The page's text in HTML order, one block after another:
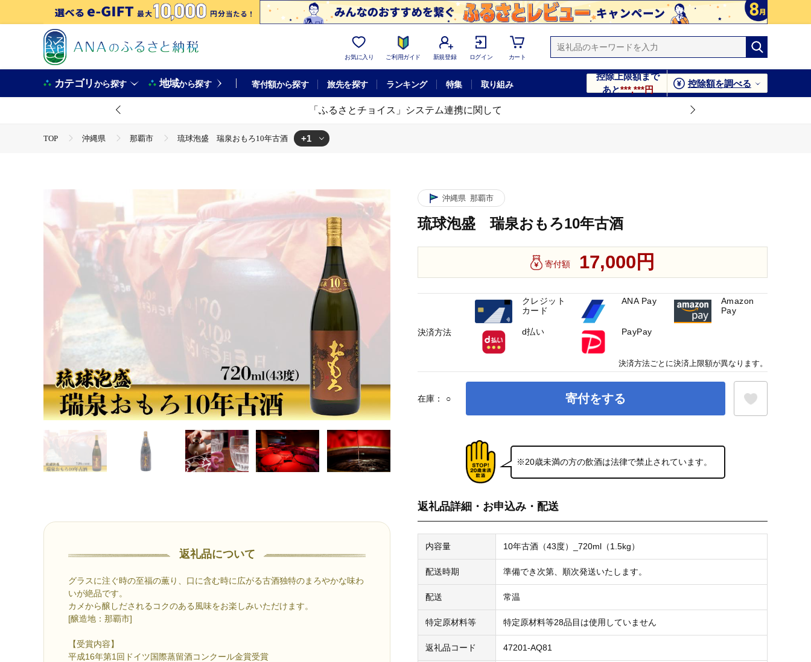
お気に入り ご利用ガイド 新規登録 ログイン カート
カテゴリから探す 地域から探す 寄付額から探す 旅先を探す ランキング 特集 取り組み
控除上限額まで
あと***,***円
控除額を調べる
「ふるさとチョイス」システム連携に関して
TOP 沖縄県 那覇市 琉球泡盛 瑞泉おもろ10年古酒 +1
返礼品について
グラスに注ぐ時の至福の薫り、口に含む時に広がる古酒独特のまろやかな味わ
いが絶品です。
カメから醸しだされるコクのある風味をお楽しみいただけます。
[醸造地：那覇市]
【受賞内容】
平成16年第1回ドイツ国際蒸留酒コンクール金賞受賞
沖縄県 那覇市
琉球泡盛 瑞泉おもろ10年古酒
寄付額 17,000円
在庫： ○ 寄付をする
※20歳未満の方の飲酒は法律で禁止されています。
返礼品詳細・お申込み・配送
内容量 10年古酒（43度）_720ml（1.5kg）
配送時期 準備でき次第、順次発送いたします。
配送 常温
特定原材料等 特定原材料等28品目は使用していません
返礼品コード 47201-AQ81
決済方法
クレジット
カード
ANA Pay
Amazon
Pay
d払い PayPay
決済方法ごとに決済上限額が異なります。